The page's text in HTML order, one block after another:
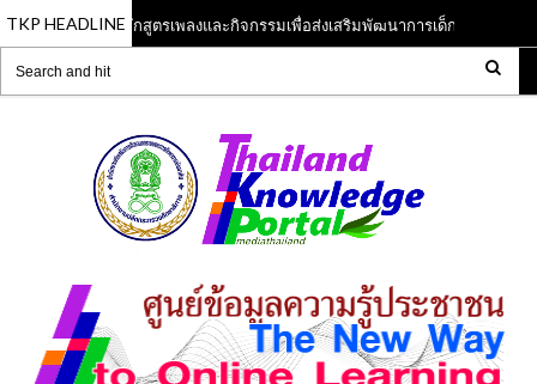
TKP HEADLINE
13 Jun 2023 หลักสูตรเพลงและกิจกรรมเพื่อส่งเสริมพัฒนาการเด็กปฐมวัย